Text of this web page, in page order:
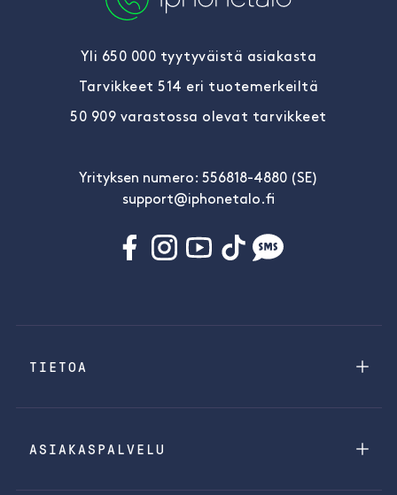
Yli 650 000 tyytyväistä asiakasta
Tarvikkeet 514 eri tuotemerkeiltä
50 909 varastossa olevat tarvikkeet
Yrityksen numero: 556818-4880 (SE)
support@iphonetalo.fi
TIETOA
ASIAKASPALVELU